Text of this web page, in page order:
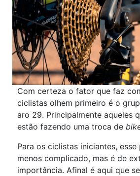
Com certeza o fator que faz
ciclistas olhem primeiro é o
aro 29. Principalmente aqueles
estão fazendo uma troca de
Para os ciclistas iniciantes, esse
menos complicado, mas é de
importância. Afinal é aqui que